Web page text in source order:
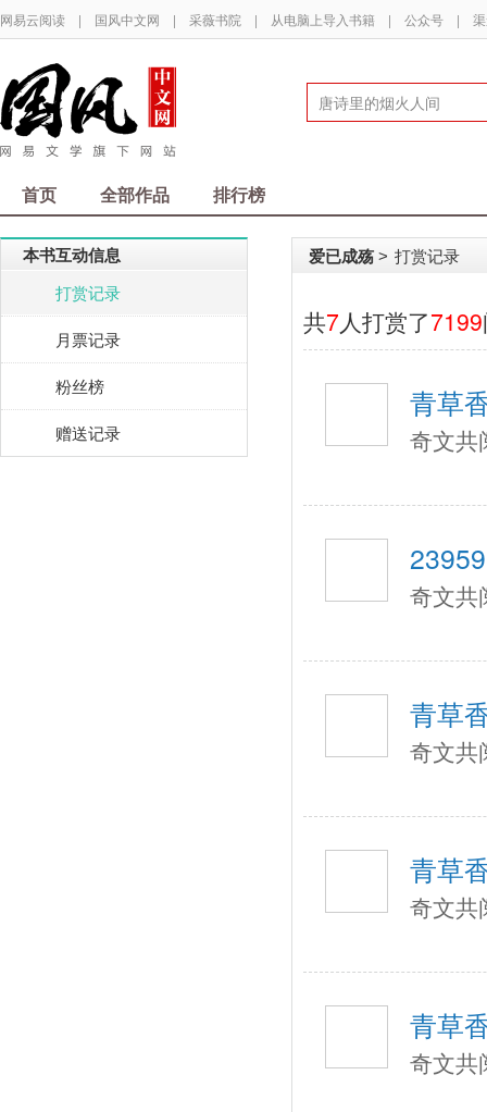
网易云阅读 | 国风中文网 | 采薇书院 | 从电脑上导入书籍 | 公众号 |
首页 全部作品 排行榜
本书互动信息
打赏记录
月票记录
粉丝榜
赠送记录
爱已成殇 > 打赏记录
共7人打赏了7199
青草
奇文共
奇文共
青草
奇文共
青草
奇文共
青草
奇文共